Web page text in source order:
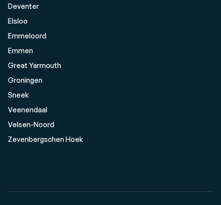
Deventer
Elsloo
Emmeloord
Emmen
Great Yarmouth
Groningen
Sneek
Veenendaal
Velsen-Noord
Zevenbergschen Hoek